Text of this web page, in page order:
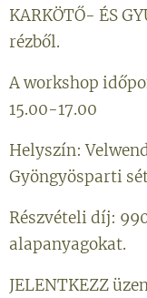
KARKÖTŐ- ÉS
rézből.
A workshop
15.00-17.00
Helyszín:
Gyöngyösparti
Részvételi díj:
alapanyagokat.
JELENTKEZZ